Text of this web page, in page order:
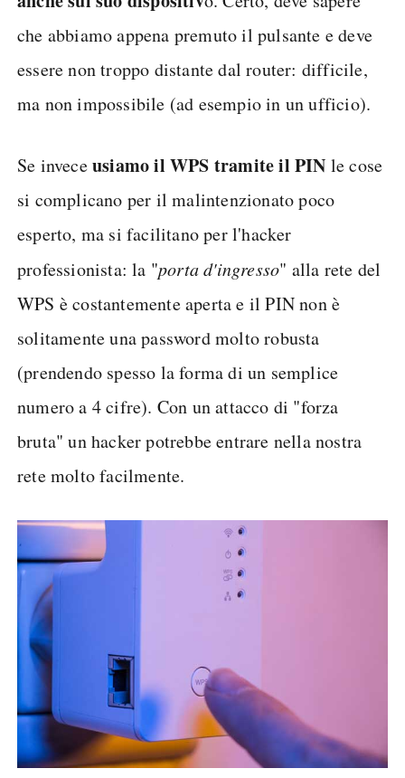
che abbiamo appena premuto il pulsante e deve
essere non troppo distante dal router: difficile,
ma non impossibile (ad esempio in un ufficio).
Se inveceusiamo il WPS tramite il PIN le cose
si complicano per il malintenzionato poco
esperto, ma si facilitano per l'hacker
professionista: la "porta d'ingresso" alla rete del
WPS è costantemente aperta e il PIN non è
solitamente una password molto robusta
(prendendo spesso la forma di un semplice
numero a 4 cifre). Con un attacco di "forza
bruta" un hacker potrebbe entrare nella nostra
rete molto facilmente.